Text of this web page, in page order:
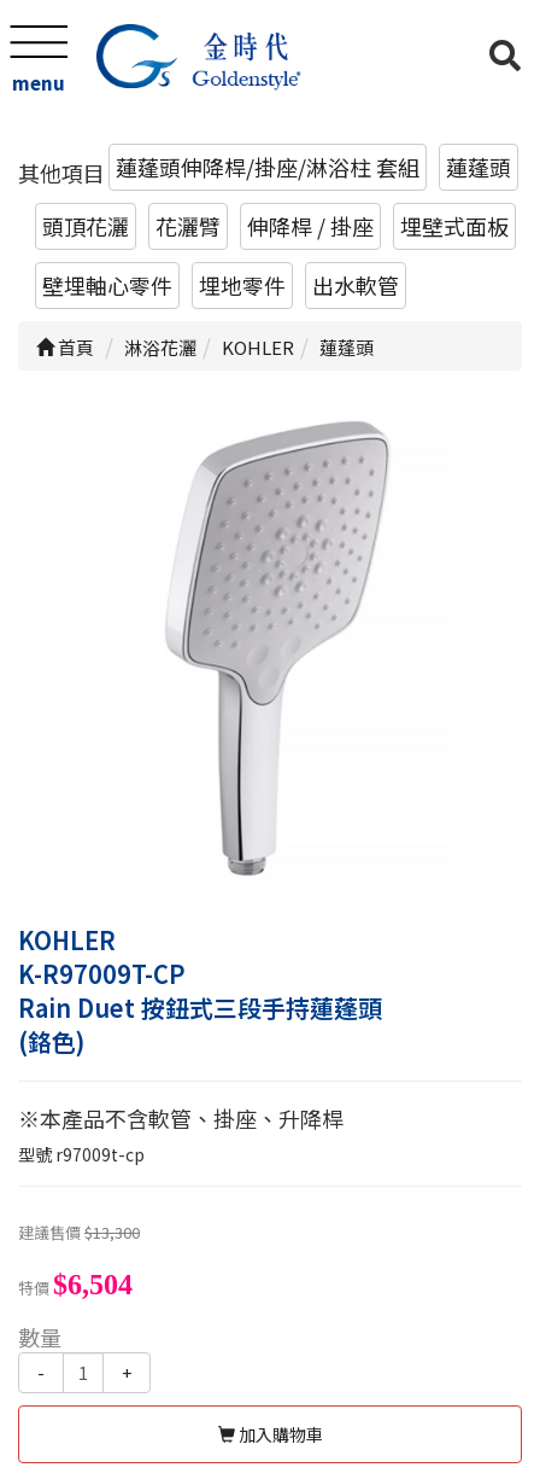
menu
其他項目 蓮蓬頭伸降桿/掛座/淋浴柱 套組
蓮蓬頭
頭頂花灑
花灑臂 伸降桿 / 掛座
埋壁式面板
壁埋軸心零件
埋地零件 出水軟管
首頁 淋浴花灑 KOHLER 蓮蓬頭
KOHLER
K-R97009T-CP
Rain Duet 按鈕式三段手持蓮蓬頭
(鉻色)
※本產品不含軟管、掛座、升降桿
型號r97009t-cp
建議售價$13,300
特價$6,504
數量
- +
加入購物車